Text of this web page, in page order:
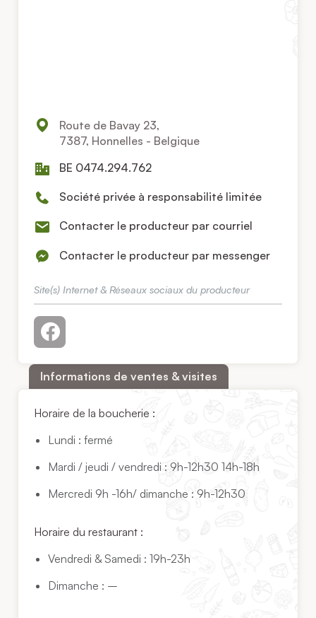
Route de Bavay 23,
7387, Honnelles - Belgique
BE 0474.294.762
Société privée à responsabilité limitée
Contacter le producteur par courriel
Contacter le producteur par messenger
Site(s) Internet & Réseaux sociaux du producteur
Informations de ventes & visites
Horaire de la boucherie :
Lundi : fermé
Mardi / jeudi / vendredi : 9h-12h30 14h-18h
Mercredi 9h -16h/ dimanche : 9h-12h30
Horaire du restaurant :
Vendredi & Samedi : 19h-23h
Dimanche : –